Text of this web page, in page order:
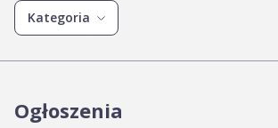
Kategoria
Ogłoszenia